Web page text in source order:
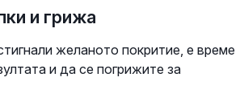
и грижа
желаното покритие, е време
и да се погрижите за